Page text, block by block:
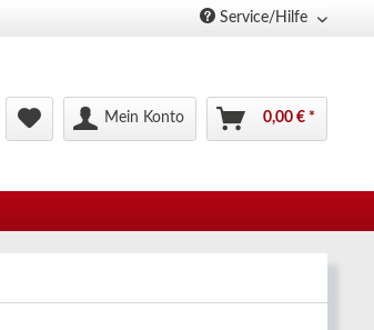
Service/Hilfe
Mein Konto 0,00 € *